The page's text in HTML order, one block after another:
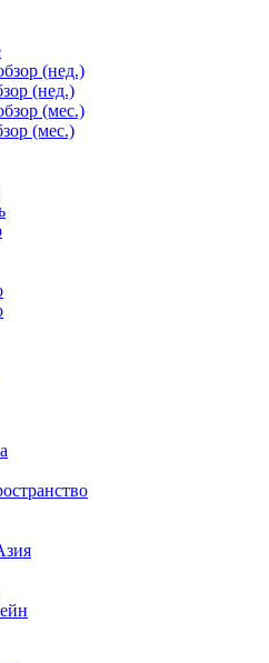
(нед.)
(нед.)
(мес.)
(мес.)